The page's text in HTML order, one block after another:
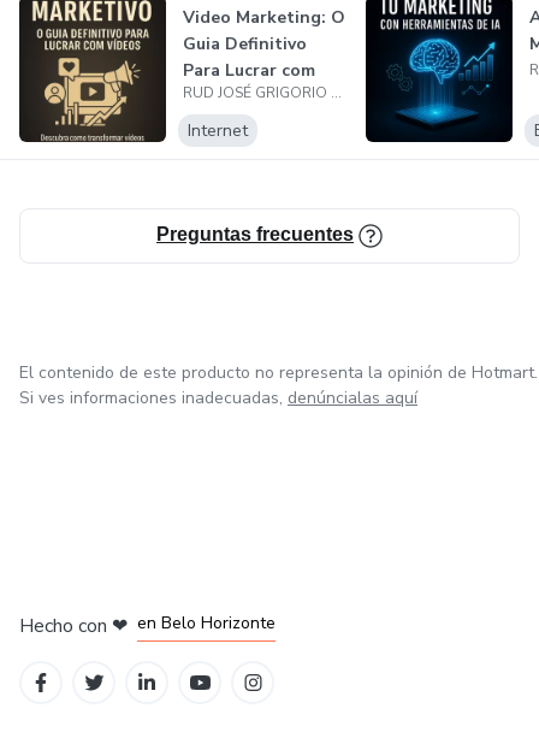
Video Marketing: O
Guia Definitivo
Para Lucrar com
Vídeos
RUD JOSÉ GRIGORIO DE OLIVEIRA
Internet
Preguntas frecuentes
El contenido de este producto no representa la opinión de Hotmart.
Si ves informaciones inadecuadas, denúncialas aquí
Hecho con ❤ en Belo Horizonte